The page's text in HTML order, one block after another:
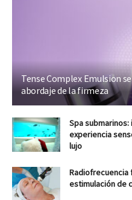
Tense Complex Emulsion
abordaje de la firmeza
Spa
experiencia
lujo
Radiofrecuencia
estimulación de